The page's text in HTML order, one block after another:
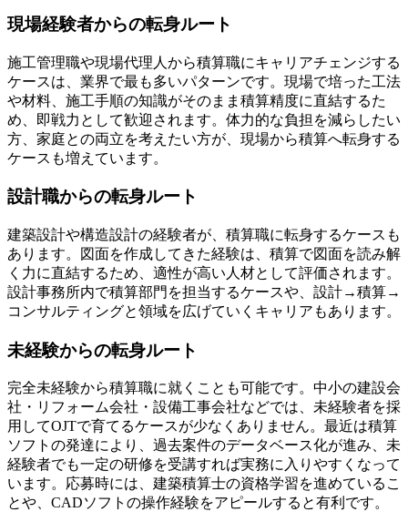
現場経験者からの転身ルート
施工管理職や現場代理人から積算職にキャリアチェンジする
ケースは、業界で最も多いパターンです。現場で培った工法
や材料、施工手順の知識がそのまま積算精度に直結するた
め、即戦力として歓迎されます。体力的な負担を減らしたい
方、家庭との両立を考えたい方が、現場から積算へ転身する
ケースも増えています。
設計職からの転身ルート
建築設計や構造設計の経験者が、積算職に転身するケースも
あります。図面を作成してきた経験は、積算で図面を読み解
く力に直結するため、適性が高い人材として評価されます。
設計事務所内で積算部門を担当するケースや、設計→積算→
コンサルティングと領域を広げていくキャリアもあります。
未経験からの転身ルート
完全未経験から積算職に就くことも可能です。中小の建設会
社・リフォーム会社・設備工事会社などでは、未経験者を採
用してOJTで育てるケースが少なくありません。最近は積算
ソフトの発達により、過去案件のデータベース化が進み、未
経験者でも一定の研修を受講すれば実務に入りやすくなって
います。応募時には、建築積算士の資格学習を進めているこ
とや、CADソフトの操作経験をアピールすると有利です。